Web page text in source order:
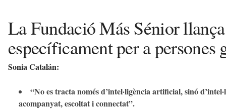
La Fundació Más Sénior
específicament per a persones
Sonia Catalán:
“No es tracta només d’intel·ligència artificial, sinó
acompanyat, escoltat i connectat”.